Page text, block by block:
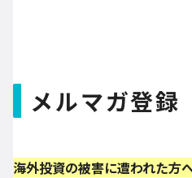
メルマガ登録
海外投資の被害に遭われた方